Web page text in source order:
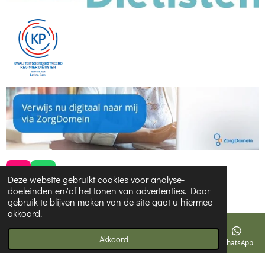
Deze website gebruikt cookies voor analyse-
doeleinden en/of het tonen van advertenties. Door
gebruik te blijven maken van de site gaat u hiermee
akkoord.
Akkoord
I
n
s
t
g
W
h
a
A
© 2023 - 2026 Dietistenpraktijk Lavina
Telefoonnummer WhatsApp